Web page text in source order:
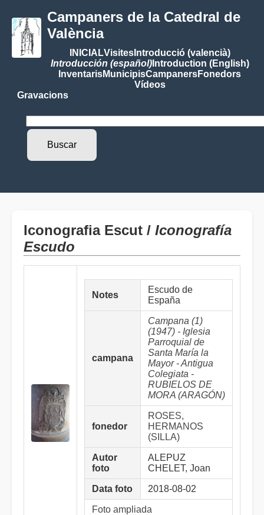
Campaners de la Catedral de
València
INICIALVisitesIntroducció (valencià)
Introducción (español)Introduction (English)
InventarisMunicipisCampanersFonedors
Vídeos
Gravacions
Iconografia Escut / Iconografía
Escudo
Notes
Escudo de
España
campana
Campana (1)
(1947) - Iglesia
Parroquial de
Santa María la
Mayor - Antigua
Colegiata -
RUBIELOS DE
MORA (ARAGÓN)
fonedor
ROSES,
HERMANOS
(SILLA)
Autor
foto
ALEPUZ
CHELET, Joan
Data foto 2018-08-02
Foto ampliada